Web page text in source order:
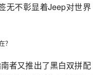
无不彰显着Jeep对世界
者又推出了黑白双拼配